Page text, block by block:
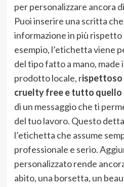
per personalizzare ancora
Puoi inserire una scritta
informazione in più rispetto
esempio, l’etichetta viene
del tipo fatto a mano, made
prodotto locale, rispettoso
cruelty free e tutto quello
di un messaggio che ti
del tuo lavoro. Questo
l’etichetta che assume
professionale e serio.
personalizzato rende
abito, una borsetta, un